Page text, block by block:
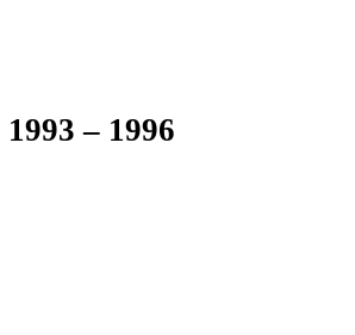
1993 – 1996